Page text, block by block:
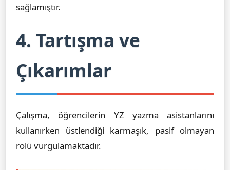
sağlamıştır.
4. Tartışma ve
Çıkarımlar
Çalışma, öğrencilerin YZ yazma asistanlarını
kullanırken üstlendiği karmaşık, pasif olmayan
rolü vurgulamaktadır.